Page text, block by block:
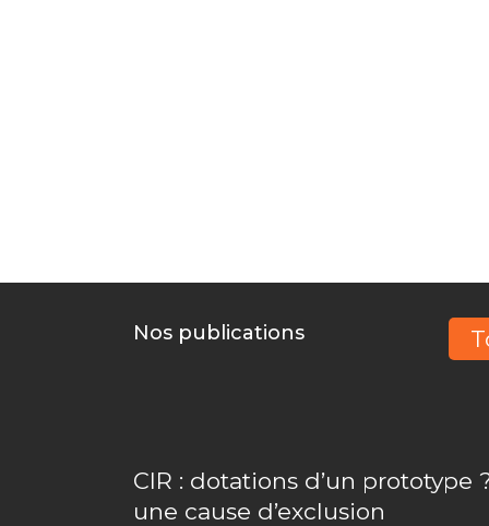
Nos publications
CIR : dotations d’un prototype
une cause d’exclusion